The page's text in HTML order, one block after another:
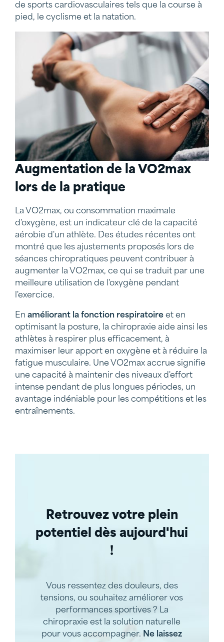
de sports cardiovasculaires tels que la course à
pied, le cyclisme et la natation.
Augmentation de la VO2max
lors de la pratique
La VO2max, ou consommation maximale
d'oxygène, est un indicateur clé de la capacité
aérobie d'un athlète. Des études récentes ont
montré que les ajustements proposés lors de
séances chiropratiques peuvent contribuer à
augmenter la VO2max, ce qui se traduit par une
meilleure utilisation de l'oxygène pendant
l'exercice.
En améliorant la fonction respiratoire et en
optimisant la posture, la chiropraxie aide ainsi les
athlètes à respirer plus efficacement, à
maximiser leur apport en oxygène et à réduire la
fatigue musculaire. Une VO2max accrue signifie
une capacité à maintenir des niveaux d'effort
intense pendant de plus longues périodes, un
avantage indéniable pour les compétitions et les
entraînements.
Retrouvez votre plein
potentieldès aujourd'hui
!
Vous ressentez des douleurs, des
tensions, ou souhaitez améliorer vos
performances sportives ? La
chiropraxie est la solution naturelle
pour vous accompagner. Ne laissez